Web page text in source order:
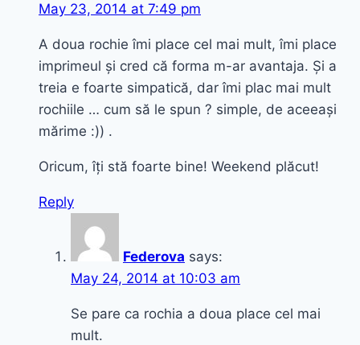
May 23, 2014 at 7:49 pm
A doua rochie îmi place cel mai mult, îmi place
imprimeul și cred că forma m-ar avantaja. Și a
treia e foarte simpatică, dar îmi plac mai mult
rochiile … cum să le spun ? simple, de aceeași
mărime :)) .
Oricum, îți stă foarte bine! Weekend plăcut!
Reply
Federova says:
May 24, 2014 at 10:03 am
Se pare ca rochia a doua place cel mai
mult.